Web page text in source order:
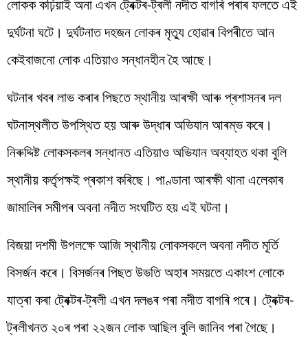
লোকক কঢ়িয়াই অনা এখন ট্ৰেক্টৰ-ট্ৰলী নদীত বাগৰিপৰাৰফলতেএই
দুৰ্ঘটনাঘটে। দুৰ্ঘটনাত দহজন লোকৰ মৃত্যু হোৱাৰ বিপৰীতে আন
কেইবাজনো লোক এতিয়াও সন্ধানহীন হৈ আছে।
ঘটনাৰখবৰলাভকৰাৰপিছতেস্থানীয়আৰক্ষী আৰু প্ৰশাসনৰদল
ঘটনাস্থলীতউপস্থিতহয়আৰু উদ্ধাৰ অভিযানআৰম্ভকৰে।
নিৰুদ্দিষ্টলোকসকলৰসন্ধানতএতিয়াও অভিযানঅব্যাহতথকাবুলি
স্থানীয়কৰ্তৃপক্ষইপ্ৰকাশকৰিছে। পাণ্ডানা আৰক্ষী থানা এলেকাৰ
জামালিৰ সমীপৰ অবনা নদীত সংঘটিত হয় এই ঘটনা।
বিজয়াদশমীউপলক্ষেআজিস্থানীয়লোকসকলে অবনা নদীত মূৰ্তি
বিসৰ্জন কৰে। বিসৰ্জনৰ পিছত উভতি অহাৰ সময়তে একাংশলোকে
যাত্ৰাকৰা ট্ৰেক্টৰ-ট্ৰলী এখন দলঙৰপৰা নদীত বাগৰিপৰে। ট্ৰেক্টৰ-
ট্ৰলীখনত ২০ৰ পৰা ২২জন লোক আছিলবুলিজানিবপৰাগৈছে।